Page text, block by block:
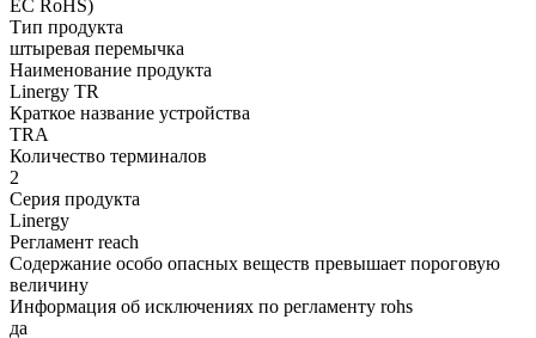
ЕС RoHS)
Тип продукта
штыревая перемычка
Наименование продукта
Linergy TR
Краткое название устройства
TRA
Количество терминалов
2
Серия продукта
Linergy
Регламент reach
Содержание особо опасных веществ превышает пороговую
величину
Информация об исключениях по регламенту rohs
да